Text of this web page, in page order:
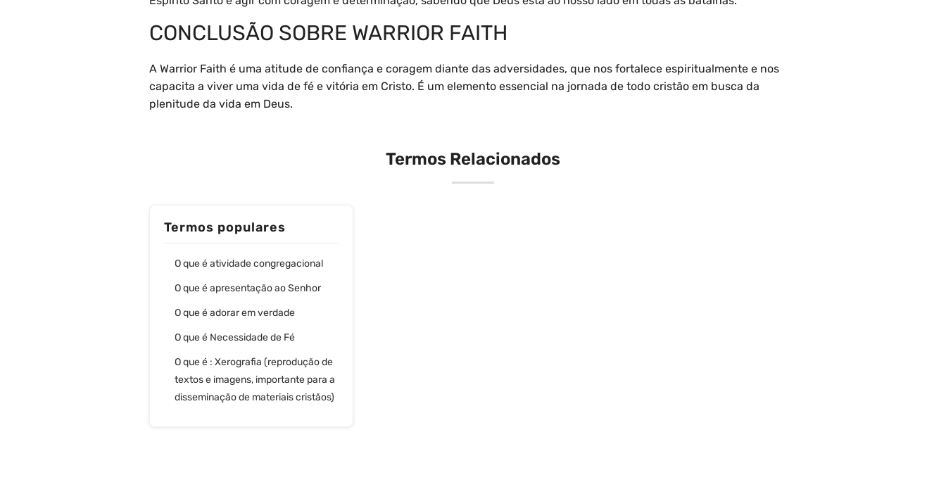
CONCLUSÃO SOBRE WARRIOR FAITH
A Warrior Faith é uma atitude de confiança e coragem diante das adversidades, que nos fortalece espiritualmente e nos
capacita a viver uma vida de fé e vitória em Cristo. É um elemento essencial na jornada de todo cristão em busca da
plenitude da vida em Deus.
Termos Relacionados
Termos populares
O que é atividade congregacional
O que é apresentação ao Senhor
O que é adorar em verdade
O que é Necessidade de Fé
O que é : Xerografia (reprodução de
textos e imagens, importante para a
disseminação de materiais cristãos)